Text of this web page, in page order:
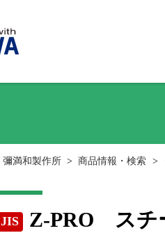
彌満和製作所 > 商品情報・検索 >
JIS Z-PRO スチ